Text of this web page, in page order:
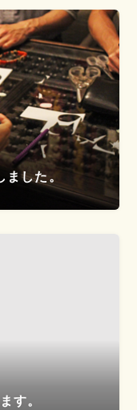
した。
す。